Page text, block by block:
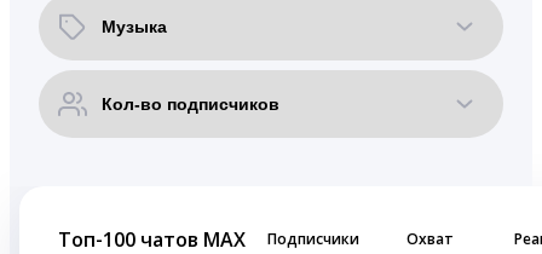
Топ-100 чатов MAX Подписчики Охват